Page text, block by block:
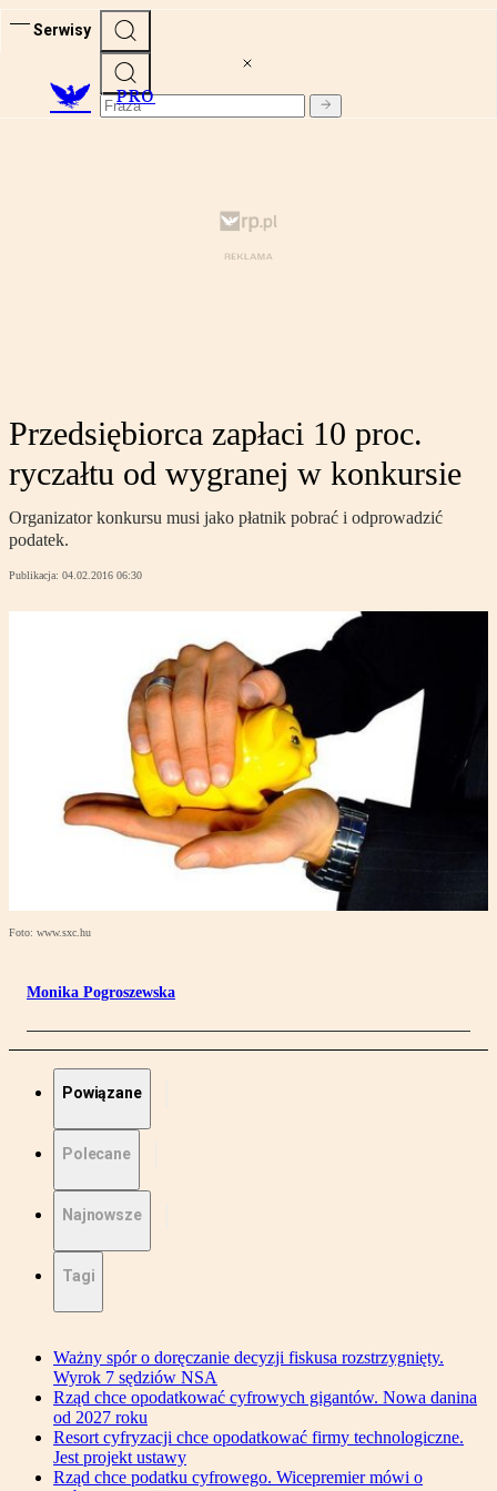
Serwisy
PRO
Przedsiębiorca zapłaci 10 proc.
ryczałtu od wygranej w konkursie
Organizator konkursu musi jako płatnik pobrać i odprowadzić
podatek.
Publikacja: 04.02.2016 06:30
Foto: www.sxc.hu
Monika Pogroszewska
Powiązane
Polecane
Najnowsze
Tagi
Ważny spór o doręczanie decyzji fiskusa rozstrzygnięty.
Wyrok 7 sędziów NSA
Rząd chce opodatkować cyfrowych gigantów. Nowa danina
od 2027 roku
Resort cyfryzacji chce opodatkować firmy technologiczne.
Jest projekt ustawy
Rząd chce podatku cyfrowego. Wicepremier mówi o